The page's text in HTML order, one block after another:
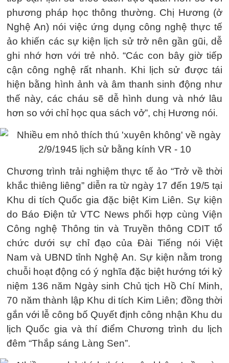
phương pháp học thông thường. Chị Hương (ở
Nghệ An) nói việc ứng dụng công nghệ thực tế
ảo khiến các sự kiện lịch sử trở nên gần gũi, dễ
ghi nhớ hơn với trẻ nhỏ. “Các con bây giờ tiếp
cận công nghệ rất nhanh. Khi lịch sử được tái
hiện bằng hình ảnh và âm thanh sinh động như
thế này, các cháu sẽ dễ hình dung và nhớ lâu
hơn so với chỉ học qua sách vở”, chị Hương nói.
Chương trình trải nghiệm thực tế ảo “Trở về thời
khắc thiêng liêng” diễn ra từ ngày 17 đến 19/5 tại
Khu di tích Quốc gia đặc biệt Kim Liên. Sự kiện
do Báo Điện tử VTC News phối hợp cùng Viện
Công nghệ Thông tin và Truyền thông CDIT tổ
chức dưới sự chỉ đạo của Đài Tiếng nói Việt
Nam và UBND tỉnh Nghệ An. Sự kiện nằm trong
chuỗi hoạt động có ý nghĩa đặc biệt hướng tới kỷ
niệm 136 năm Ngày sinh Chủ tịch Hồ Chí Minh,
70 năm thành lập Khu di tích Kim Liên; đồng thời
gắn với lễ công bố Quyết định công nhận Khu du
lịch Quốc gia và thí điểm Chương trình du lịch
đêm “Thắp sáng Làng Sen”.